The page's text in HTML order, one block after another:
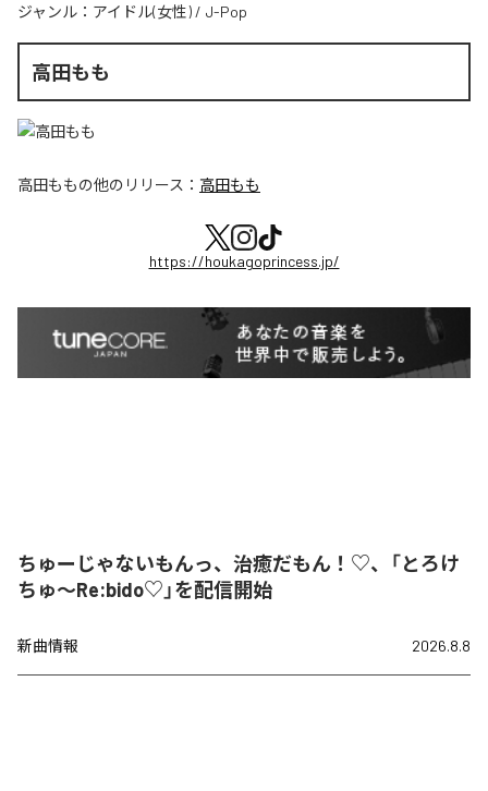
ジャンル： アイドル(女性) / J-Pop
高田もも
高田ももの他のリリース： 高田もも
https://houkagoprincess.jp/
ちゅーじゃないもんっ、治癒だもん！♡、「とろけ
ちゅ〜Re:bido♡」を配信開始
新曲情報 2026.8.8